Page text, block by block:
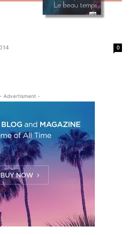
0
- Advertisment -